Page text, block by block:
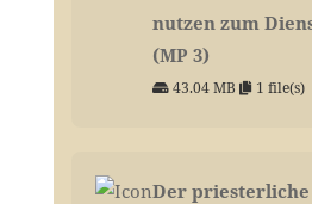
nutzen zum
(MP 3)
43.04 MB 1 file(s)
Der